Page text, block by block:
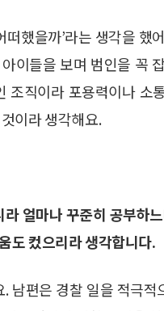
했을까’라는 생각을 했
이들을 보며 범인을 꼭
조직이라 포용력이나 소
이라 생각해요.
얼마나 꾸준히 공부하
도 컸으리라 생각합니다.
남편은 경찰 일을 적극